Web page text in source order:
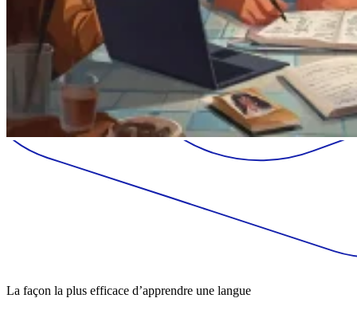
La façon la plus efficace d’apprendre une langue